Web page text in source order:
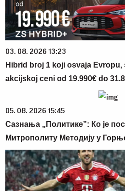
03. 08. 2026 13:23
Hibrid broj 1 koji osvaja
akcijskoj ceni od 19.990€ do
05. 08. 2026 15:45
Сазнања „Политике”: Ко је
Митрополиту Методију у